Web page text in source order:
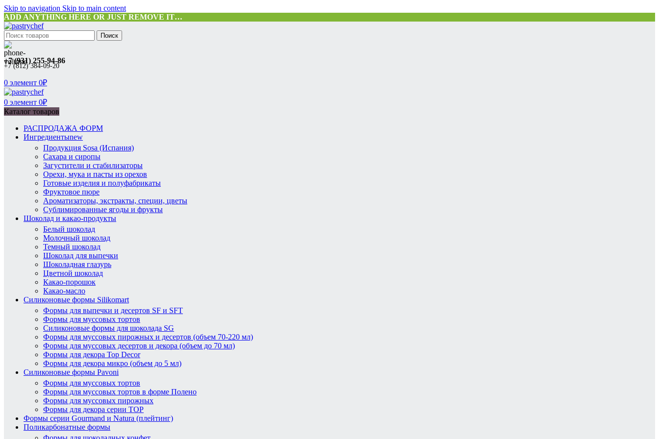
Skip to navigation Skip to main content
ADD ANYTHING HERE OR JUST REMOVE IT…
Поиск
+7 (931) 255-94-86
+7 (812) 384-09-20
0 элемент 0₽
0 элемент 0₽
Каталог товаров
РАСПРОДАЖА ФОРМ
Ингредиентыnew
Продукция Sosa (Испания)
Сахара и сиропы
Загустители и стабилизаторы
Орехи, мука и пасты из орехов
Готовые изделия и полуфабрикаты
Фруктовое пюре
Ароматизаторы, экстракты, специи, цветы
Сублимированные ягоды и фрукты
Шоколад и какао-продукты
Белый шоколад
Молочный шоколад
Темный шоколад
Шоколад для выпечки
Шоколадная глазурь
Цветной шоколад
Какао-порошок
Какао-масло
Силиконовые формы Silikomart
Формы для выпечки и десертов SF и SFT
Формы для муссовых тортов
Силиконовые формы для шоколада SG
Формы для муссовых пирожных и десертов (объем 70-220 мл)
Формы для муссовых десертов и декора (объем до 70 мл)
Формы для декора Top Decor
Формы для декора микро (объем до 5 мл)
Силиконовые формы Pavoni
Формы для муссовых тортов
Формы для муссовых тортов в форме Полено
Формы для муссовых пирожных
Формы для декора серии TOP
Формы серии Gourmand и Natura (плейтинг)
Поликарбонатные формы